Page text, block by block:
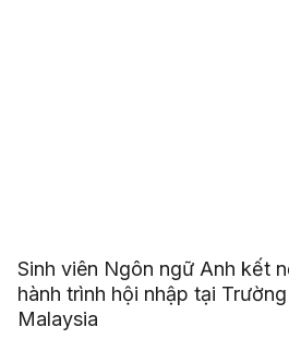
Sinh viên Ngôn ngữ Anh kết
hành trình hội nhập tại
Malaysia